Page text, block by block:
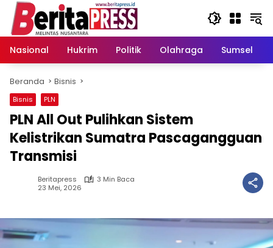
Langsung
konten
Nasional
Hukrim Politik Olahraga Sumsel
Beranda Bisnis
Bisnis PLN
PLN All Out Pulihkan Sistem
Kelistrikan Sumatra Pascagangguan
Transmisi
Beritapress
3 Min Baca
23 Mei, 2026